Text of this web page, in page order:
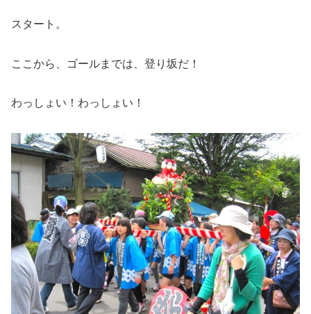
スタート。
ここから、ゴールまでは、登り坂だ！
わっしょい！わっしょい！